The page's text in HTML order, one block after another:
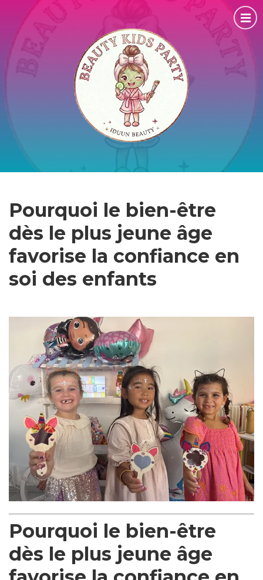
Pourquoi le bien-être
dès le plus jeune âge
favorise la confiance en
soi des enfants
Pourquoi le bien-être
dès le plus jeune âge